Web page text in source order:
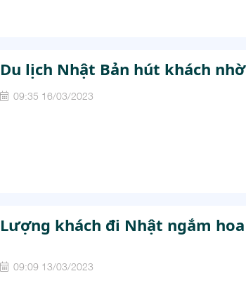
Du lịch Nhật Bản hút khách
09:35 16/03/2023
Lượng khách đi Nhật ngắm
09:09 13/03/2023